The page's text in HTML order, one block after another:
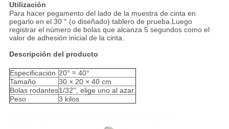
Utilización
Para hacer pegamento del lado de la muestra de cinta en
pegarlo en el 30 ° (o diseñado) tablero de prueba.Luego
registrar el número de bolas que alcanza 5 segundos como el
valor de adhesión inicial de la cinta.
Descripción del producto
Especificación 20° ≈ 40°
Tamaño
30 × 20 × 40 cm
Bolas rodantes1/32′′, elige uno al azar.
Peso
3 kilos